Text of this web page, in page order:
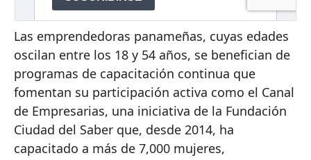
Las emprendedoras panameñas, cuyas edades
oscilan entre los 18 y 54 años, se benefician de
programas de capacitación continua que
fomentan su participación activa como el Canal
de Empresarias, una iniciativa de la Fundación
Ciudad del Saber que, desde 2014, ha
capacitado a más de 7,000 mujeres,